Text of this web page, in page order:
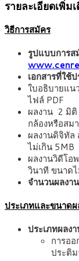
รายละเอียดเพิ่
วิธีการสมัคร
รูปแบบการส
เอกสารที่ใช้
ใบอธิบายแน
ไฟล์ PDF
ผลงาน 2 มิติ
กล้องหรือสม
ผลงานดิจิทัล
ไม่เกิน 5MB
ผลงานวิดีโอ
วินาที ขนาด
จำนวนผลงา
ประเภทและขนาด
ประเภทผลง
การอ
ประติ